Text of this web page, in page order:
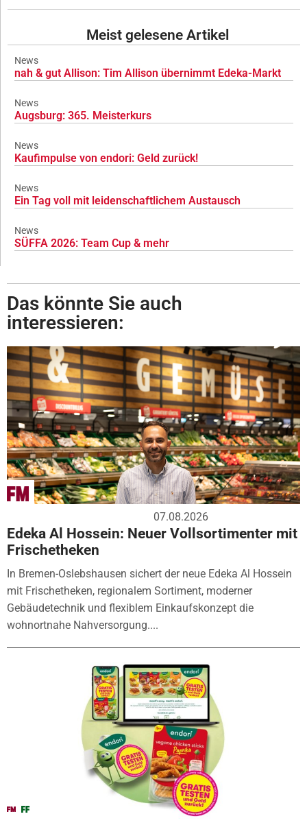
Meist gelesene Artikel
News
nah & gut Allison: Tim Allison übernimmt Edeka-Markt
News
Augsburg: 365. Meisterkurs
News
Kaufimpulse von endori: Geld zurück!
News
Ein Tag voll mit leidenschaftlichem Austausch
News
SÜFFA 2026: Team Cup & mehr
Das könnte Sie auch
interessieren:
07.08.2026
Edeka Al Hossein: Neuer Vollsortimenter mit
Frischetheken
In Bremen-Oslebshausen sichert der neue Edeka Al Hossein
mit Frischetheken, regionalem Sortiment, moderner
Gebäudetechnik und flexiblem Einkaufskonzept die
wohnortnahe Nahversorgung....